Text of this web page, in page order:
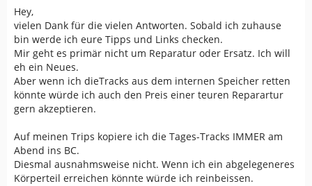
Hey,
vielen Dank für die vielen Antworten. Sobald ich zuhause
bin werde ich eure Tipps und Links checken.
Mir geht es primär nicht um Reparatur oder Ersatz. Ich will
eh ein Neues.
Aber wenn ich dieTracks aus dem internen Speicher retten
könnte würde ich auch den Preis einer teuren Reparartur
gern akzeptieren.
Auf meinen Trips kopiere ich die Tages-Tracks IMMER am
Abend ins BC.
Diesmal ausnahmsweise nicht. Wenn ich ein abgelegeneres
Körperteil erreichen könnte würde ich reinbeissen.